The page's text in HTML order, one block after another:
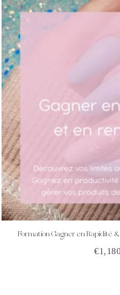
ACHETEZ
Formation Gagner en Rapidité
€